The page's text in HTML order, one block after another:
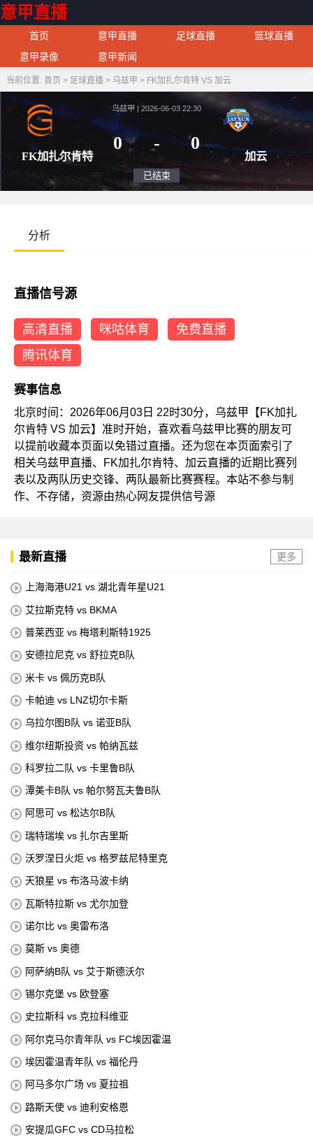
意甲直播
首页 意甲直播 足球直播
篮球直播
意甲录像
意甲新闻
当前位置: 首页 > 足球直播> 乌兹甲 > FK加扎尔肯特 VS 加云
FK加扎尔肯特
乌兹甲 | 2026-06-03 22:30
0
分析
直播信号源
高清直播 咪咕体育
免费直播
腾讯体育
赛事信息
北京时间：2026年06月03日 22时30分，乌兹甲【FK加扎
尔肯特 VS 加云】准时开始，喜欢看乌兹甲比赛的朋友可
以提前收藏本页面以免错过直播。还为您在本页面索引了
相关乌兹甲直播、FK加扎尔肯特、加云直播的近期比赛列
表以及两队历史交锋、两队最新比赛赛程。本站不参与制
作、不存储，资源由热心网友提供信号源
最新直播 更多
上海海港U21 vs 湖北青年星U21
艾拉斯克特 vs BKMA
普莱西亚 vs 梅塔利斯特1925
安德拉尼克 vs 舒拉克B队
米卡 vs 佩历克B队
卡帕迪 vs LNZ切尔卡斯
乌拉尔图B队 vs 诺亚B队
维尔纽斯投资 vs 帕纳瓦兹
科罗拉二队 vs 卡里鲁B队
潭美卡B队 vs 帕尔努瓦夫鲁B队
阿思可 vs 松达尔B队
瑞特瑞埃 vs 扎尔吉里斯
沃罗涅日火炬 vs 格罗兹尼特里克
天狼星 vs 布洛马波卡纳
瓦斯特拉斯 vs 尤尔加登
诺尔比 vs 奥雷布洛
莫斯 vs 奥德
阿萨纳B队 vs 艾于斯德沃尔
锡尔克堡 vs 欧登塞
史拉斯科 vs 克拉科维亚
阿尔克马尔青年队 vs FC埃因霍温
埃因霍温青年队 vs 福伦丹
阿马多尔广场 vs 夏拉祖
路斯天使 vs 迪利安格恩
安提瓜GFC vs CD马拉松